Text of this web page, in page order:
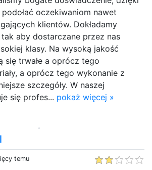
oczekiwaniom nawet
klientów. Dokładamy
aby dostarczane przez nas
klasy. Na wysoką jakość
się trwałe a oprócz tego
a oprócz tego wykonanie z
szczegóły. W naszej
się profes... pokaż więcej »
temu